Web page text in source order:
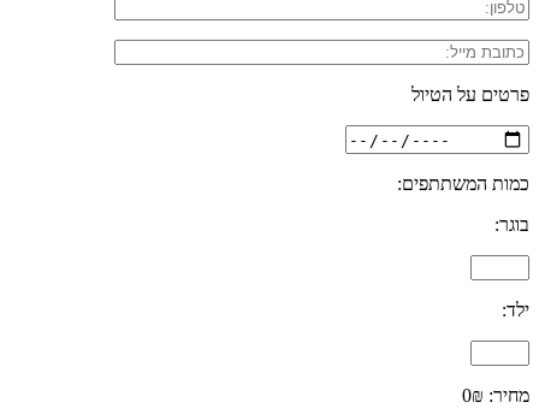
פרטים על הטיול
כמות המשתתפים:
בוגר:
ילד:
מחיר: 0₪